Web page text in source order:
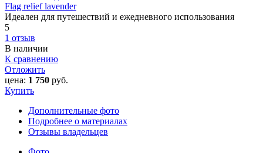
Flag relief lavender
Идеален для путешествий и ежедневного использования
5
1 отзыв
В наличии
К сравнению
Отложить
цена: 1 750 руб.
Купить
Дополнительные фото
Подробнее о материалах
Отзывы владельцев